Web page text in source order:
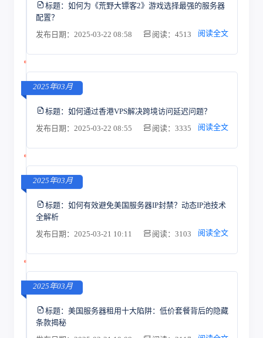
标题： 如何为《荒野大镖客2》游戏选择最强的服务器
配置？
发布日期：2025-03-22 08:58
阅读：4513 阅读全文
2025年03月
标题： 如何通过香港VPS解决跨境访问延迟问题？
发布日期：2025-03-22 08:55
阅读：3335 阅读全文
2025年03月
标题： 如何有效避免美国服务器IP封禁？动态IP池技术
全解析
发布日期：2025-03-21 10:11
阅读：3103 阅读全文
2025年03月
标题： 美国服务器租用十大陷阱：低价套餐背后的隐藏
条款揭秘